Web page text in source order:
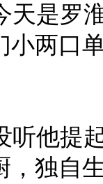
是罗
小两口
他提
，独自